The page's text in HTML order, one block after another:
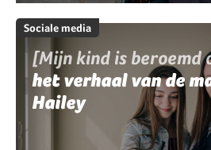
Sociale media
[Mijn kind is beroemd
het verhaal van de
Hailey